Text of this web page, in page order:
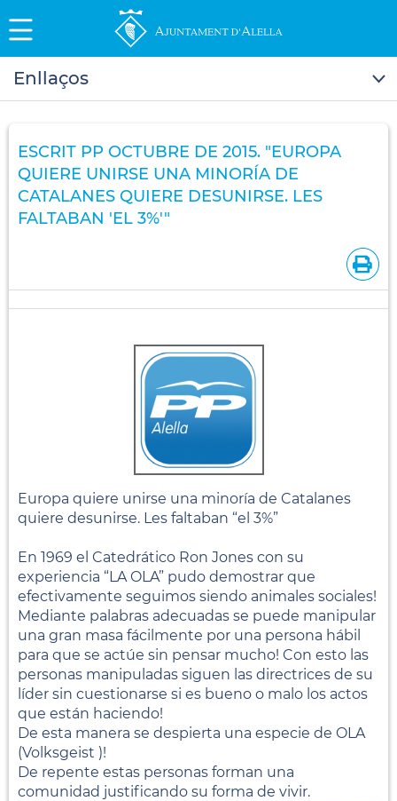
Enllaços
ESCRIT PP OCTUBRE DE 2015. "EUROPA
QUIERE UNIRSE UNA MINORÍA DE
CATALANES QUIERE DESUNIRSE. LES
FALTABAN 'EL 3%'"
Europa quiere unirse una minoría de Catalanes
quiere desunirse. Les faltaban “el 3%”
En 1969 el Catedrático Ron Jones con su
experiencia “LA OLA” pudo demostrar que
efectivamente seguimos siendo animales sociales!
Mediante palabras adecuadas se puede manipular
una gran masa fácilmente por una persona hábil
para que se actúe sin pensar mucho! Con esto las
personas manipuladas siguen las directrices de su
líder sin cuestionarse si es bueno o malo los actos
que están haciendo!
De esta manera se despierta una especie de OLA
(Volksgeist )!
De repente estas personas forman una
comunidad justificando su forma de vivir.